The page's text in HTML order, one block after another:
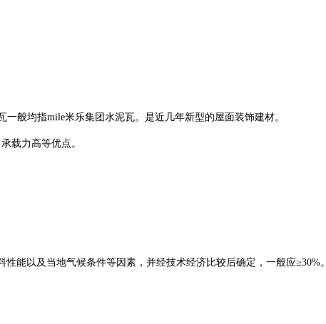
般均指mile米乐集团水泥瓦。是近几年新型的屋面装饰建材。
载力高等优点。
能以及当地气候条件等因素，并经技术经济比较后确定，一般应≥30%。